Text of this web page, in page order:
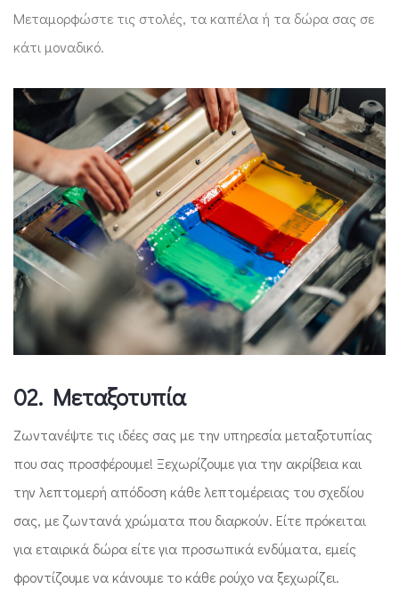
Μεταμορφώστε τις στολές, τα καπέλα ή τα δώρα σας σε
κάτι μοναδικό.
02. Mεταξοτυπία
Ζωντανέψτε τις ιδέες σας με την υπηρεσία μεταξοτυπίας
που σας προσφέρουμε! Ξεχωρίζουμε για την ακρίβεια και
την λεπτομερή απόδοση κάθε λεπτομέρειας του σχεδίου
σας, με ζωντανά χρώματα που διαρκούν. Είτε πρόκειται
για εταιρικά δώρα είτε για προσωπικά ενδύματα, εμείς
φροντίζουμε να κάνουμε το κάθε ρούχο να ξεχωρίζει.